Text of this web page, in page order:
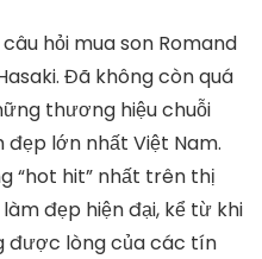
hỏi mua son Romand
Đã không còn quá
thương hiệu chuỗi
lớn nhất Việt Nam.
“hot hit” nhất trên thị
đẹp hiện đại, kể từ khi
được lòng của các tín